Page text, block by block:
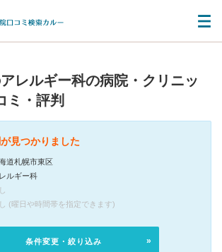
レルギー科の病院・クリニッ
ミ・評判
見つかりました
道札幌市東区
ルギー科
(曜日や時間帯を指定できます)
条件変更・絞り込み